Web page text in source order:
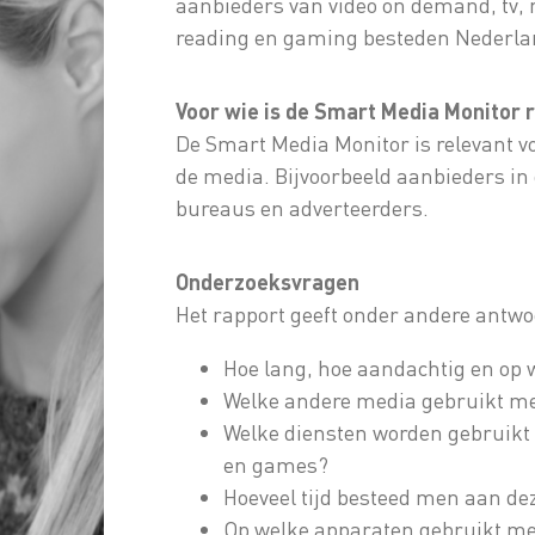
reading en gaming besteden
Voor wie is de Smart Media Monitor
De Smart Media Monitor is relevant
de media. Bijvoorbeeld aanbieders
bureaus en adverteerders.
Onderzoeksvragen
Het rapport geeft onder andere
Hoe lang, hoe aandachtig en
Welke andere media gebruikt
Welke diensten worden
en games?
Hoeveel tijd besteed men aan
Op welke apparaten gebruikt